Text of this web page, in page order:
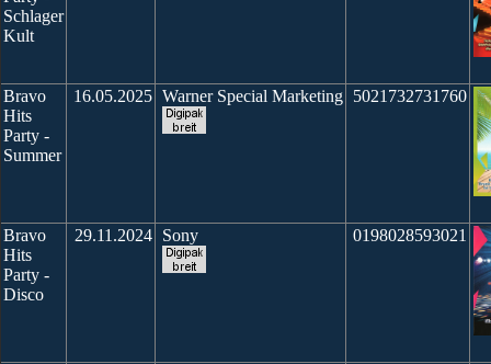
Schlager
Kult
Bravo
Hits
Party -
Summer
16.05.2025 Warner Special Marketing 5021732731760
Bravo
Hits
Party -
Disco
29.11.2024 Sony 0198028593021